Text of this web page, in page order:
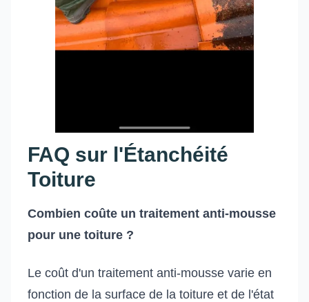
FAQ sur l'Étanchéité
Toiture
Combien coûte un traitement anti-mousse
pour une toiture ?
Le coût d'un traitement anti-mousse varie en
fonction de la surface de la toiture et de l'état